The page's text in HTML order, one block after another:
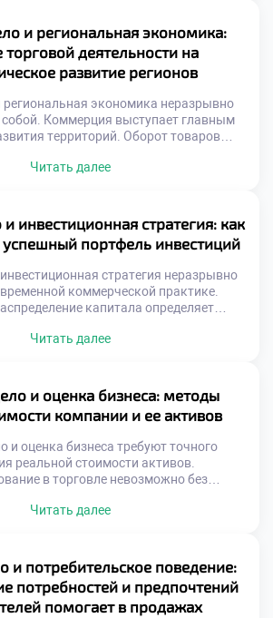
«Торговое дело» формирует
мышление. Студенты учатся
[…]
и региональная экономика:
торговой деятельности на
развитие регионов
региональная экономика неразрывно
Коммерция выступает главным
территорий. Оборот товаров
регион не может процветать
места массово. Налоги от продаж
казны регулярно. Социальная
зависит напрямую […]
Читать далее
инвестиционная стратегия: как
портфель инвестиций
стратегия неразрывно
коммерческой практике.
капитала определяет
должны рассматривать прибыль как
этой связи отличает
коммерсанта от случайного
портфеля требует глубокого
конъюнктуры и трендов. Вложения […]
Читать далее
и оценка бизнеса: методы
компании и ее активов
и оценка бизнеса требуют точного
реальной стоимости активов.
в торговле невозможно без
меняет номинальную цену
коммерческих структур. Экспертный
истинную экономическую суть
Грамотная оценка предотвращает
финансовые потери. Специальность
Читать далее
и потребительское поведение:
потребностей и предпочтений
помогает в продажах